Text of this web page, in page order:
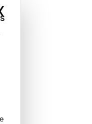
Masquer le